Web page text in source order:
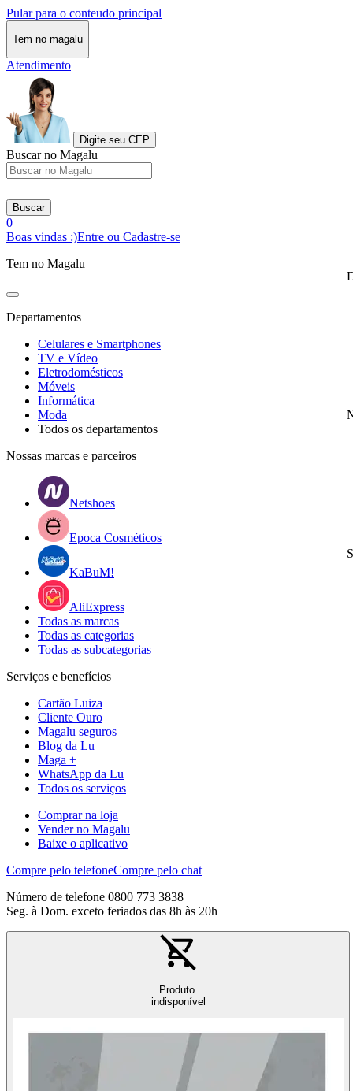
Pular para o conteudo principal
Tem no magalu
Atendimento
Digite seu CEP
Buscar no Magalu
Buscar
0
Boas vindas :)Entre ou Cadastre-se
Tem no Magalu
Departamentos
Celulares e Smartphones
TV e Vídeo
Eletrodomésticos
Móveis
Informática
Moda
Todos os departamentos
Nossas marcas e parceiros
Netshoes
Epoca Cosméticos
KaBuM!
AliExpress
Todas as marcas
Todas as categorias
Todas as subcategorias
Serviços e benefícios
Cartão Luiza
Cliente Ouro
Magalu seguros
Blog da Lu
Maga +
WhatsApp da Lu
Todos os serviços
Comprar na loja
Vender no Magalu
Baixe o aplicativo
Compre pelo telefoneCompre pelo chat
Número de telefone 0800 773 3838
Seg. à Dom. exceto feriados das 8h às 20h
Produto
indisponível